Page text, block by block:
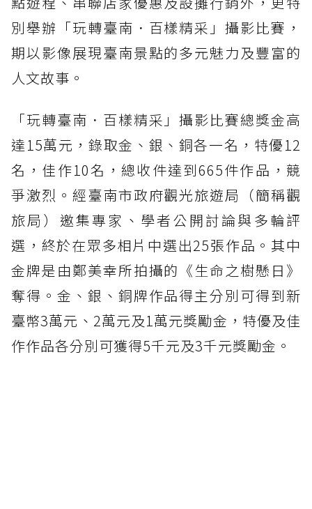
別舉辦「玩轉臺南．百樣精采」攝影比賽，
期以影像展現臺南景點的多元魅力及豐富的
人文故事。
「玩轉臺南．百樣精采」攝影比賽總獎金高
達15萬元，錄取金、銀、銅各一名，特優12
名，佳作10名，總收件達到665件作品，競
爭激烈。經臺南市政府觀光旅遊局（簡稱觀
旅局）邀集專家、學者公開討論與多輪評
選，終於在眾多相片中選出25張作品。其中
金牌是由鄭美幸所拍攝的《生命之樹懸日》
奪得。金、銀、銅牌作品得主分別可得到新
臺幣3萬元、2萬元及1萬元獎勵金，特優及佳
作作品各分別可獲得5千元及3千元獎勵金。